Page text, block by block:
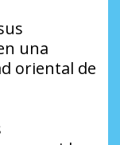
una
oriental de